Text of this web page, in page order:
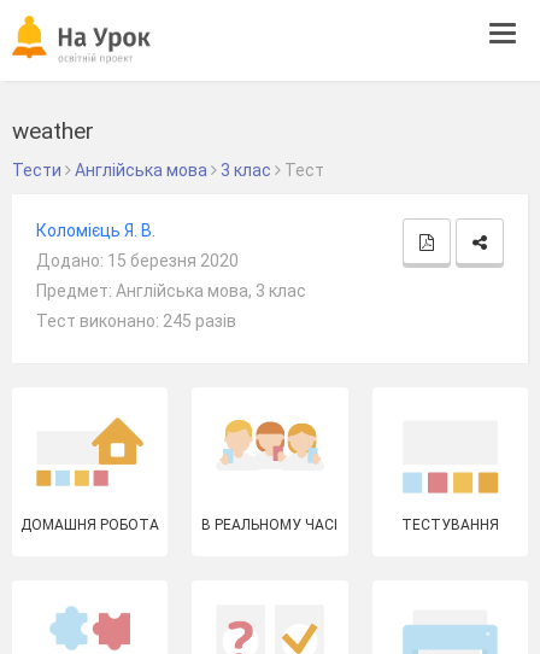
weather
Тести Англійська мова 3 клас Тест
Коломієць Я. В.
Додано: 15 березня 2020
Предмет: Англійська мова, 3 клас
Тест виконано: 245 разів
ДОМАШНЯ РОБОТА В РЕАЛЬНОМУ ЧАСІ ТЕСТУВАННЯ